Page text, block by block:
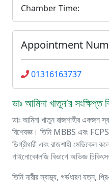
Chamber Time:
Appointment
01316163737
ডাঃ আমিনা খাতুন’র সংক্ষিপ্ত
ডাঃ আমিনা খাতুন রাজশাহীর একজন
বিশেষজ্ঞ। তিনি MBBS এবং
ডিগ্রীধারী এবং রাজশাহী মেডিকেল
গাইনোকোলজি বিভাগে অভিজ্ঞ
তিনি নারীর স্বাস্থ্য, গর্ভধারণ যত্ন,